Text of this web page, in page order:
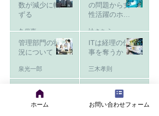
数が減少に転
ずる
久保惠一
の問題から女
性活躍のホン
辻さちえ
管理部門の状
況について
泉光一郎
ITは経理の仕
事を奪うか
三木孝則
財務経理の業
務改善の進め
経理の業務
泉光一郎
ホーム お問い合わせフォーム